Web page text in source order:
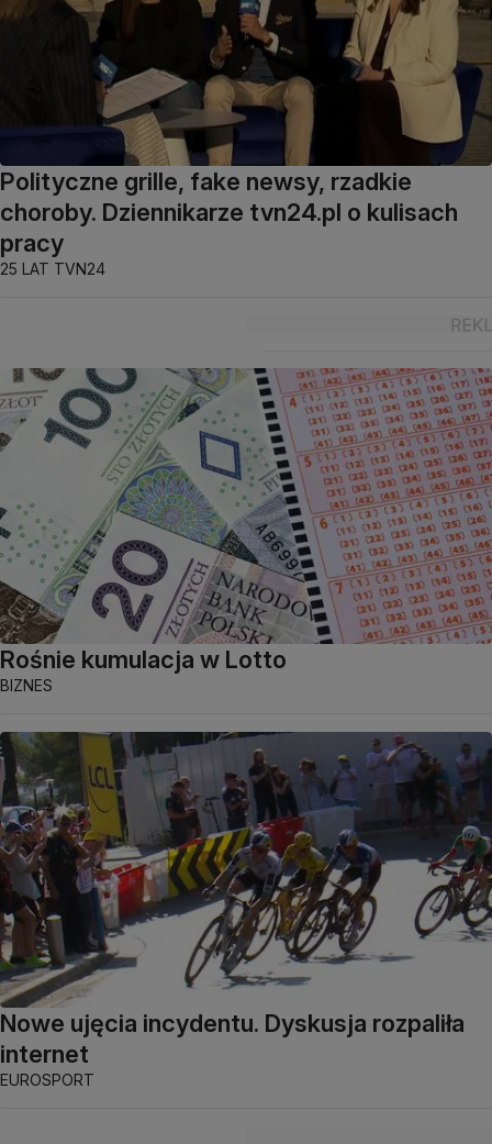
Polityczne grille, fake newsy, rzadkie
choroby. Dziennikarze tvn24.pl o kulisach
pracy
25 LAT TVN24
Rośnie kumulacja w Lotto
BIZNES
Nowe ujęcia incydentu. Dyskusja rozpaliła
internet
EUROSPORT